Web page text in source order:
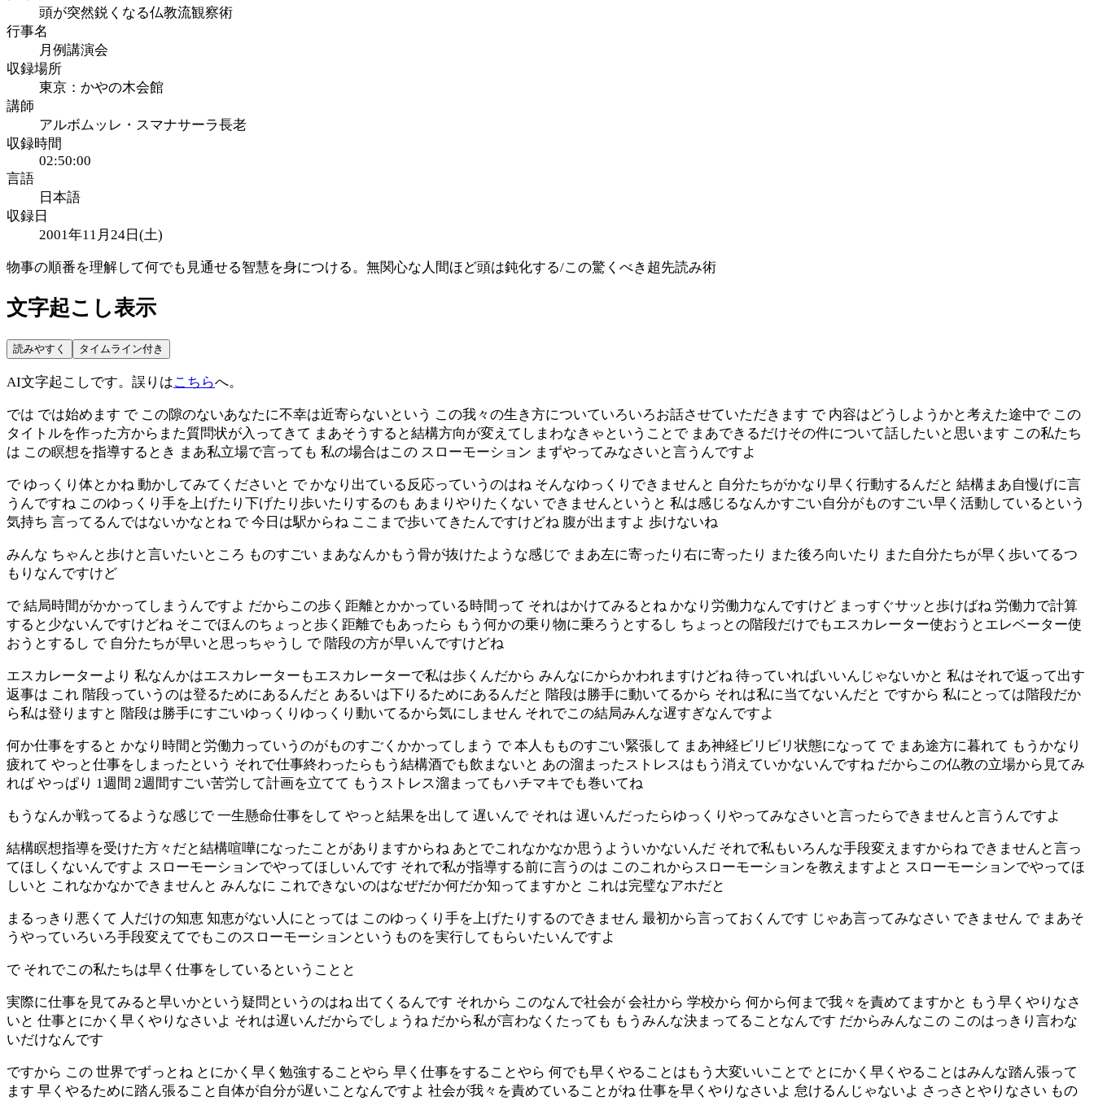
頭が突然鋭くなる仏教流観察術
行事名
月例講演会
収録場所
東京：かやの木会館
講師
アルボムッレ・スマナサーラ長老
収録時間
02:50:00
言語
日本語
収録日
2001年11月24日(土)
物事の順番を理解して何でも見通せる智慧を身につける。無関心な人間ほど頭は鈍化する/この驚くべき超先読み術
文字起こし表示
読みやすく タイムライン付き
AI文字起こしです。誤りはこちらへ。
では では始めます で この隙のないあなたに不幸は近寄らないという この我々の生き方についていろいろお話させていただきます で 内容はどうしようかと考えた途中で この
タイトルを作った方からまた質問状が入ってきて まあそうすると結構方向が変えてしまわなきゃということで まあできるだけその件について話したいと思います この私たち
は この瞑想を指導するとき まあ私立場で言っても 私の場合はこの スローモーション まずやってみなさいと言うんですよ
で ゆっくり体とかね 動かしてみてくださいと で かなり出ている反応っていうのはね そんなゆっくりできませんと 自分たちがかなり早く行動するんだと 結構まあ自慢げに言
うんですね このゆっくり手を上げたり下げたり歩いたりするのも あまりやりたくない できませんというと 私は感じるなんかすごい自分がものすごい早く活動しているという
気持ち 言ってるんではないかなとね で 今日は駅からね ここまで歩いてきたんですけどね 腹が出ますよ 歩けないね
みんな ちゃんと歩けと言いたいところ ものすごい まあなんかもう骨が抜けたような感じで まあ左に寄ったり右に寄ったり また後ろ向いたり また自分たちが早く歩いてるつ
もりなんですけど
で 結局時間がかかってしまうんですよ だからこの歩く距離とかかっている時間って それはかけてみるとね かなり労働力なんですけど まっすぐサッと歩けばね 労働力で計算
すると少ないんですけどね そこでほんのちょっと歩く距離でもあったら もう何かの乗り物に乗ろうとするし ちょっとの階段だけでもエスカレーター使おうとエレベーター使
おうとするし で 自分たちが早いと思っちゃうし で 階段の方が早いんですけどね
エスカレーターより 私なんかはエスカレーターもエスカレーターで私は歩くんだから みんなにからかわれますけどね 待っていればいいんじゃないかと 私はそれで返って出す
返事は これ 階段っていうのは登るためにあるんだと あるいは下りるためにあるんだと 階段は勝手に動いてるから それは私に当てないんだと ですから 私にとっては階段だか
ら私は登りますと 階段は勝手にすごいゆっくりゆっくり動いてるから気にしません それでこの結局みんな遅すぎなんですよ
何か仕事をすると かなり時間と労働力っていうのがものすごくかかってしまう で 本人もものすごい緊張して まあ神経ビリビリ状態になって で まあ途方に暮れて もうかなり
疲れて やっと仕事をしまったという それで仕事終わったらもう結構酒でも飲まないと あの溜まったストレスはもう消えていかないんですね だからこの仏教の立場から見てみ
れば やっぱり 1週間 2週間すごい苦労して計画を立てて もうストレス溜まってもハチマキでも巻いてね
もうなんか戦ってるような感じで 一生懸命仕事をして やっと結果を出して 遅いんで それは 遅いんだったらゆっくりやってみなさいと言ったらできませんと言うんですよ
結構瞑想指導を受けた方々だと結構喧嘩になったことがありますからね あとでこれなかなか思うよういかないんだ それで私もいろんな手段変えますからね できませんと言っ
てほしくないんですよ スローモーションでやってほしいんです それで私が指導する前に言うのは このこれからスローモーションを教えますよと スローモーションでやってほ
しいと これなかなかできませんと みんなに これできないのはなぜだか何だか知ってますかと これは完璧なアホだと
まるっきり悪くて 人だけの知恵 知恵がない人にとっては このゆっくり手を上げたりするのできません 最初から言っておくんです じゃあ言ってみなさい できません で まあそ
うやっていろいろ手段変えてでもこのスローモーションというものを実行してもらいたいんですよ
で それでこの私たちは早く仕事をしているということと
実際に仕事を見てみると早いかという疑問というのはね 出てくるんです それから このなんで社会が 会社から 学校から 何から何まで我々を責めてますかと もう早くやりなさ
いと 仕事とにかく早くやりなさいよ それは遅いんだからでしょうね だから私が言わなくたっても もうみんな決まってることなんです だからみんなこの このはっきり言わな
いだけなんです
ですから この 世界でずっとね とにかく早く勉強することやら 早く仕事をすることやら 何でも早くやることはもう大変いいことで とにかく早くやることはみんな踏ん張って
ます 早くやるために踏ん張ること自体が自分が遅いことなんですよ 社会が我々を責めていることがね 仕事を早くやりなさいよ 怠けるんじゃないよ さっさとやりなさい もの